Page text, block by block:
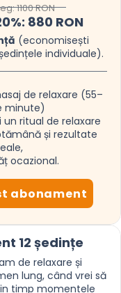
1100 RON
880 RON
(economisești
individuale).
de relaxare (55–
minute)
ritual de relaxare
și rezultate
ocazional.
abonament
12 ședințe
de relaxare și
lung, când vrei să
timp momentele